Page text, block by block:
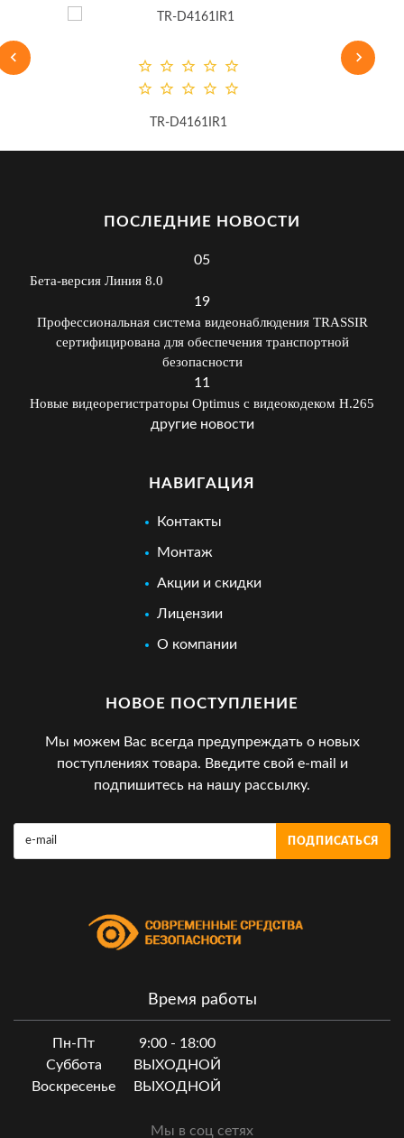
TR-D4161IR1
ПОСЛЕДНИЕ НОВОСТИ
05
Бета-версия Линия 8.0
19
Профессиональная система видеонаблюдения TRASSIR
сертифицирована для обеспечения транспортной
безопасности
11
Новые видеорегистраторы Optimus с видеокодеком H.265
другие новости
НАВИГАЦИЯ
Контакты
Монтаж
Акции и скидки
Лицензии
О компании
НОВОЕ ПОСТУПЛЕНИЕ
Мы можем Вас всегда предупреждать о новых
поступлениях товара. Введите свой e-mail и
подпишитесь на нашу рассылку.
ПОДПИСАТЬСЯ
Время работы
Пн-Пт
9:00 - 18:00
Суббота
ВЫХОДНОЙ
Воскресенье
ВЫХОДНОЙ
Мы в соц сетях